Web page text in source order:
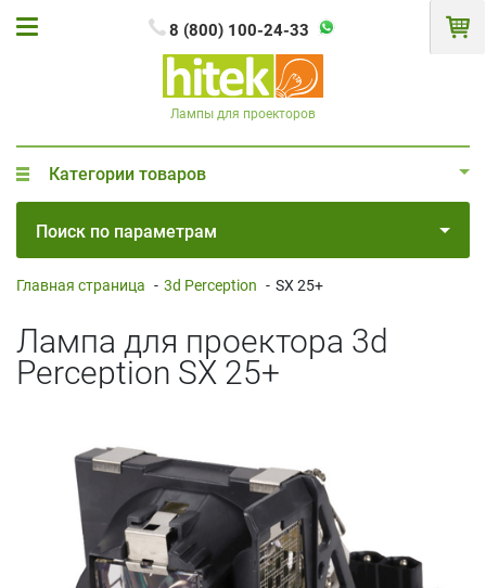
8 (800) 100-24-33
Лампы для проекторов
Категории товаров
Поиск по параметрам
Главная страница - 3d Perception - SX 25+
Лампа для проектора 3d
Perception SX 25+